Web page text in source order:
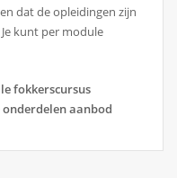
dat de opleidingen zijn
kunt per module
fokkerscursus
aanbod